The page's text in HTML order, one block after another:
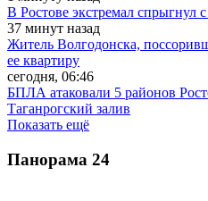
В Ростове экстремал спрыгнул
37 минут назад
Житель Волгодонска,
ее квартиру
сегодня, 06:46
БПЛА атаковали 5 районов
Таганрогский залив
Показать ещё
Панорама 24